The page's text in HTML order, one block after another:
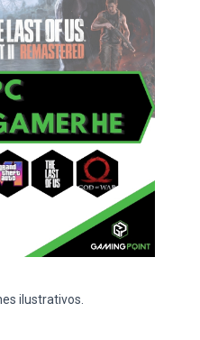
ilustrativos.